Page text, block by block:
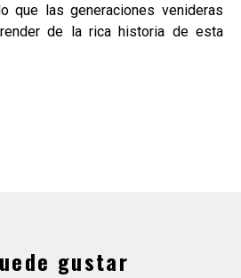
que las generaciones venideras
de la rica historia de esta
gustar